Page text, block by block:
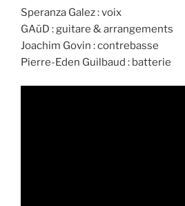
Speranza Galez : voix
GAüD : guitare & arrangements
Joachim Govin : contrebasse
Pierre-Eden Guilbaud : batterie